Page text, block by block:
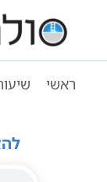
ראשי
תלמוד עשר